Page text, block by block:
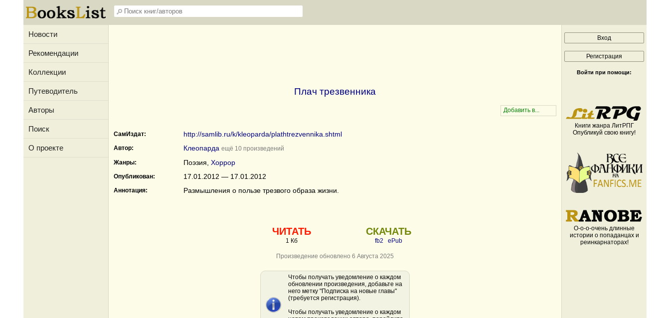
Новости
Рекомендации
Коллекции
Путеводитель
Авторы
Поиск
О проекте
Плач трезвенника
СамИздат: http://samlib.ru/k/kleoparda/plathtrezvennika.shtml
Автор: Клеопарда ещё 10 произведений
Жанры:
Поэзия, Хоррор
Опубликован: 17.01.2012 — 17.01.2012
Аннотация: Размышления о пользе трезвого образа жизни.
ЧИТАТЬ
1 Кб
СКАЧАТЬ
fb2 ePub
Произведение обновлено 6 Августа 2025
Чтобы получать уведомление о каждом
обновлении произведения, добавьте на
него метку "Подписка на новые главы"
(требуется регистрация).
Чтобы получать уведомление о каждом
Войти при помощи:
Книги жанра ЛитРПГ
Опубликуй свою книгу!
О-о-о-очень длинные
истории о попаданцах и
реинкарнаторах!